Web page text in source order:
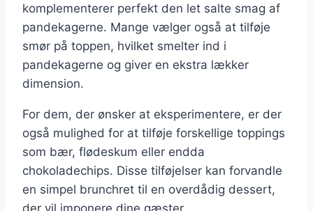
komplementerer perfekt den let salte smag af
pandekagerne. Mange vælger også at tilføje
smør på toppen, hvilket smelter ind i
pandekagerne og giver en ekstra lækker
dimension.
For dem, der ønsker at eksperimentere, er der
også mulighed for at tilføje forskellige toppings
som bær, flødeskum eller endda
chokoladechips. Disse tilføjelser kan forvandle
en simpel brunchret til en overdådig dessert,